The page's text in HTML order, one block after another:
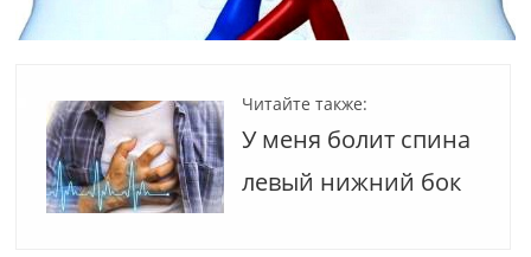
Читайте также:
У меня болит спина
левый нижний бок